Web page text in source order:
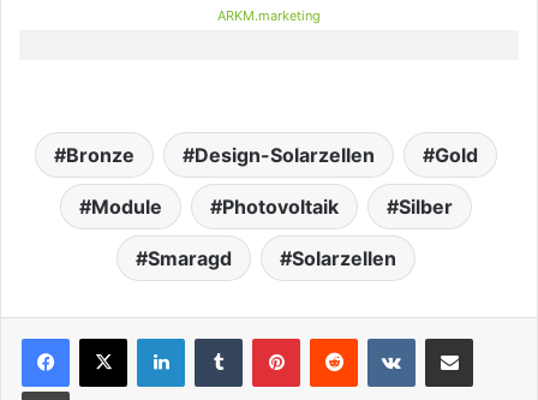
ARKM.marketing
Bronze Design-Solarzellen Gold
Module Photovoltaik Silber
Smaragd Solarzellen